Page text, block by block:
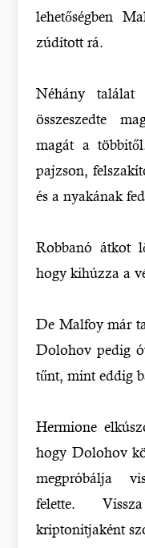
lehetőségben
zúdított rá.
Néhány
összeszedte
magát a
pajzson,
és a nyakának
Robbanó átkot
hogy kihúzza a
De Malfoy már
Dolohov pedig
tűnt, mint eddig
Hermione
hogy Dolohov
megpróbálja
felette.
kriptonitjaként